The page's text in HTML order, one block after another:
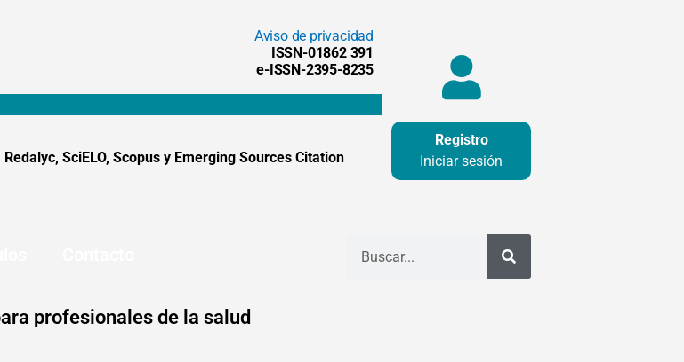
Aviso de privacidad
ISSN-01862 391
e-ISSN-2395-8235
SciELO, Scopus y Emerging Sources Citation
Registro
Iniciar sesión
profesionales de la salud